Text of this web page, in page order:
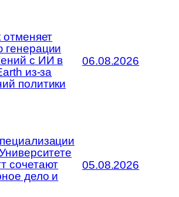
генерации
с ИИ в
из-за
политики
06.08.2026
сочетают
дело и
05.08.2026